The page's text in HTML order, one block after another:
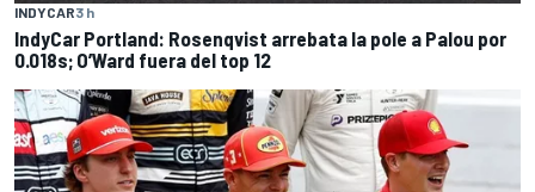
INDYCAR3 h
IndyCar Portland: Rosenqvist arrebata la pole a Palou por
0.018s; O’Ward fuera del top 12